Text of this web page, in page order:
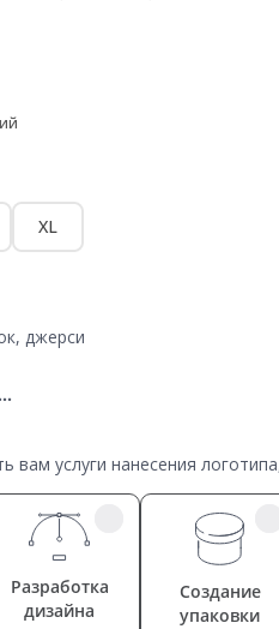
XL
джерси
услуги нанесения
Разработка
дизайна
Создание
упаковки